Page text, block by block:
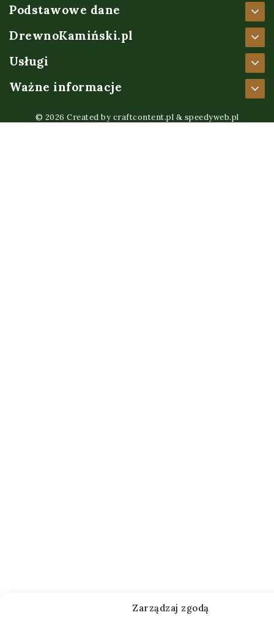
Zarządzaj zgodą
Podstawowe dane
DrewnoKamiński.pl
Usługi
Ważne informacje
© 2026 Created by craftcontent.pl & speedyweb.pl